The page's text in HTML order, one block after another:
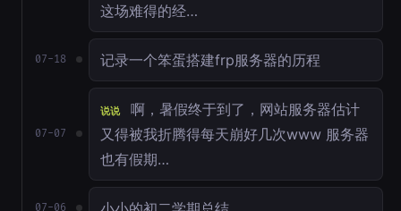
这场难得的经…
07-18 记录一个笨蛋搭建frp服务器的历程
07-07
说说
啊，暑假终于到了，网站服务器估计
又得被我折腾得每天崩好几次www 服务器
也有假期…
07-06